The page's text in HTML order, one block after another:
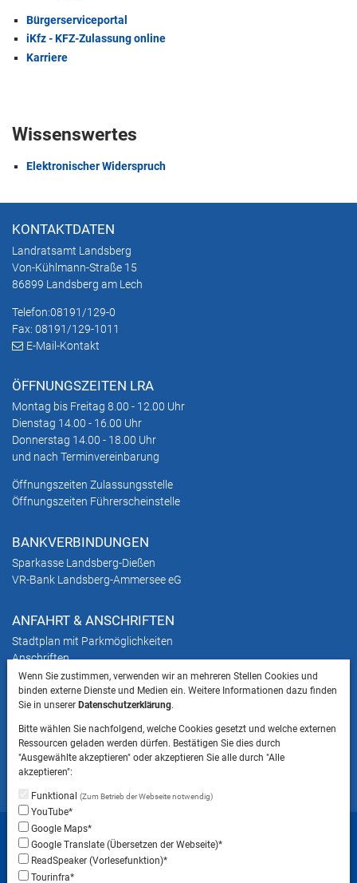
Bürgerserviceportal
iKfz - KFZ-Zulassung online
Karriere
Wissenswertes
Elektronischer Widerspruch
KONTAKTDATEN
Landratsamt Landsberg
Von-Kühlmann-Straße 15
86899 Landsberg am Lech
Telefon:08191/129-0
Fax: 08191/129-1011
E-Mail-Kontakt
ÖFFNUNGSZEITEN LRA
Montag bis Freitag 8.00 - 12.00 Uhr
Dienstag 14.00 - 16.00 Uhr
Donnerstag 14.00 - 18.00 Uhr
und nach Terminvereinbarung
Öffnungszeiten Zulassungsstelle
Öffnungszeiten Führerscheinstelle
BANKVERBINDUNGEN
Sparkasse Landsberg-Dießen
VR-Bank Landsberg-Ammersee eG
ANFAHRT & ANSCHRIFTEN
Stadtplan mit Parkmöglichkeiten
Anschriften
HINWEIS
ins Landratsamt Landsberg am Lech NICHT
gestattet ist.
Startseite Sitemap
Datenschutzeinstellungen
Erklärung zur Barrierefreiheit
Wenn Sie zustimmen, verwenden wir an mehreren Stellen Cookies und
binden externe Dienste und Medien ein. Weitere Informationen dazu finden
Sie in unsererDatenschutzerklärung.
Bitte wählen Sie nachfolgend, welche Cookies gesetzt und welche externen
Ressourcen geladen werden dürfen. Bestätigen Sie dies durch
"Ausgewählte akzeptieren" oder akzeptieren Sie alle durch "Alle
akzeptieren":
Funktional(Zum Betrieb der Webseite notwendig)
YouTube*
Google Maps*
Google Translate (Übersetzen der Webseite)*
ReadSpeaker (Vorlesefunktion)*
Tourinfra*